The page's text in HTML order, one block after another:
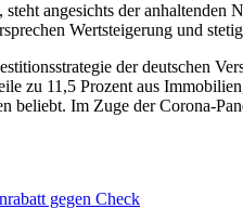
angesichts der
Wertsteigerung und
der deutschen
zu 11,5 Prozent aus
beliebt. Im Zuge der Corona-
gegen Check